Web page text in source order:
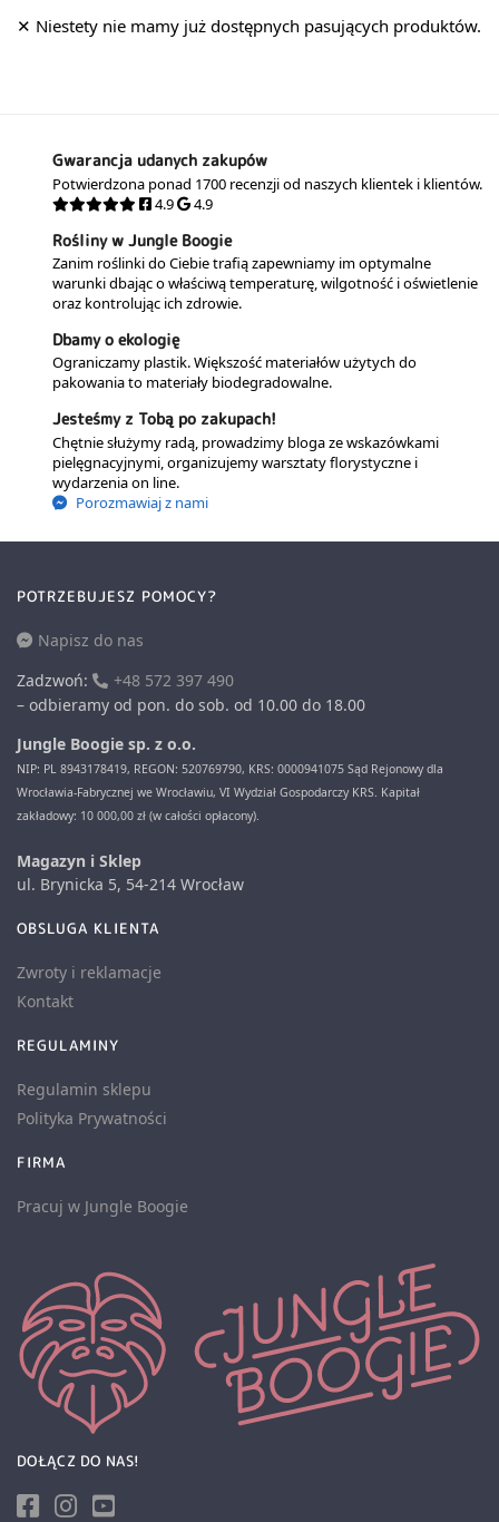
Gwarancja udanych zakupów
Potwierdzona ponad 1700 recenzji od naszych klientek i klientów.
4.9
4.9
Rośliny w Jungle Boogie
Zanim roślinki do Ciebie trafią zapewniamy im optymalne
warunki dbając o właściwą temperaturę, wilgotność i oświetlenie
oraz kontrolując ich zdrowie.
Dbamy o ekologię
Ograniczamy plastik. Większość materiałów użytych do
pakowania to materiały biodegradowalne.
Jesteśmy z Tobą po zakupach!
Chętnie służymy radą, prowadzimy bloga ze wskazówkami
pielęgnacyjnymi, organizujemy warsztaty florystyczne i
wydarzenia on line.
Porozmawiaj z nami
POTRZEBUJESZ POMOCY?
Napisz do nas
Zadzwoń:
+48 572 397 490
– odbieramy od pon. do sob. od 10.00 do 18.00
Jungle Boogie sp. z o.o.
NIP: PL 8943178419, REGON: 520769790, KRS: 0000941075 Sąd Rejonowy dla
Wrocławia-Fabrycznej we Wrocławiu, VI Wydział Gospodarczy KRS. Kapitał
zakładowy: 10 000,00 zł (w całości opłacony).
Magazyn i Sklep
ul. Brynicka 5, 54-214 Wrocław
OBSLUGA KLIENTA
Zwroty i reklamacje
Kontakt
REGULAMINY
Regulamin sklepu
Polityka Prywatności
FIRMA
Pracuj w Jungle Boogie
DOŁĄCZ DO NAS!